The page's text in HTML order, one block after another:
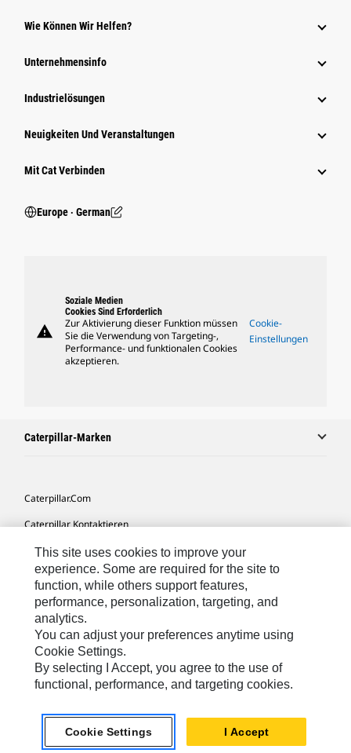
Wie Können Wir Helfen?
Unternehmensinfo
Industrielösungen
Neuigkeiten Und Veranstaltungen
Mit Cat Verbinden
Europe ‧ German
warning
Soziale Medien
Cookies Sind Erforderlich
Zur Aktivierung dieser Funktion müssen
Sie die Verwendung von Targeting-,
Performance- und funktionalen Cookies
akzeptieren.
Cookie-
Einstellungen
Caterpillar-Marken
Caterpillar.com
Caterpillar Kontaktieren
Meine Marketing-Präferenzen
Seitenübersicht
Cookie Settings
Rechtliche Hinweise
Datenschutz
Europe-German© 2026 Caterpillar. Alle Rechte vorbehalten.
This site uses cookies to improve your
experience. Some are required for the site to
function, while others support features,
performance, personalization, targeting, and
analytics.
You can adjust your preferences anytime using
Cookie Settings.
By selecting I Accept, you agree to the use of
functional, performance, and targeting cookies.
Cookie Settings I Accept